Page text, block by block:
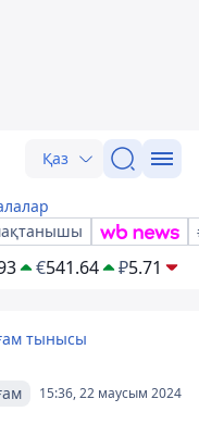
Қаз
€541.64 ₽5.71
тынысы
15:36, 22 маусым 2024